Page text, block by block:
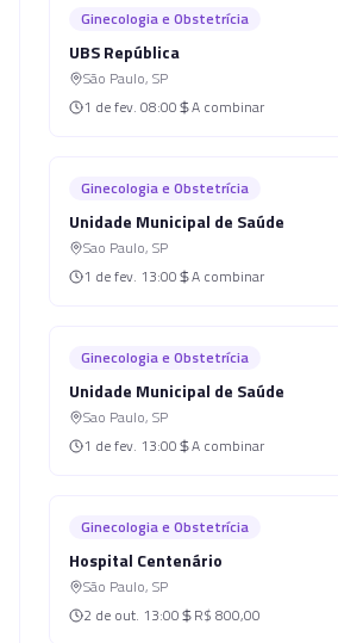
Ginecologia e Obstetrícia
UBS República
São Paulo, SP
1 de fev. 08:00 A combinar
Ginecologia e Obstetrícia
Unidade Municipal de Saúde
Sao Paulo, SP
1 de fev. 13:00 A combinar
Ginecologia e Obstetrícia
Unidade Municipal de Saúde
Sao Paulo, SP
1 de fev. 13:00 A combinar
Ginecologia e Obstetrícia
Hospital Centenário
São Paulo, SP
2 de out. 13:00 R$ 800,00